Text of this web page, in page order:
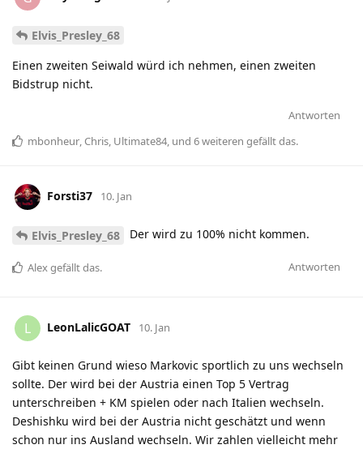
Elvis_Presley_68
Einen zweiten Seiwald würd ich nehmen, einen zweiten
Bidstrup nicht.
Antworten
mbonheur, Chris, Ultimate84, und 6weiteren gefällt das.
Forsti37 10. Jan
Elvis_Presley_68 Der wird zu 100% nicht kommen.
Antworten
Alexgefällt das.
L LeonLalicGOAT 10. Jan
Gibt keinen Grund wieso Markovic sportlich zu uns wechseln
sollte. Der wird bei der Austria einen Top 5 Vertrag
unterschreiben + KM spielen oder nach Italien wechseln.
Deshishku wird bei der Austria nicht geschätzt und wenn
schon nur ins Ausland wechseln. Wir zahlen vielleicht mehr